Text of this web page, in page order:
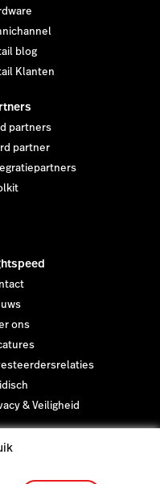
blog
Klanten
partners
partner
ons
& Veiligheid